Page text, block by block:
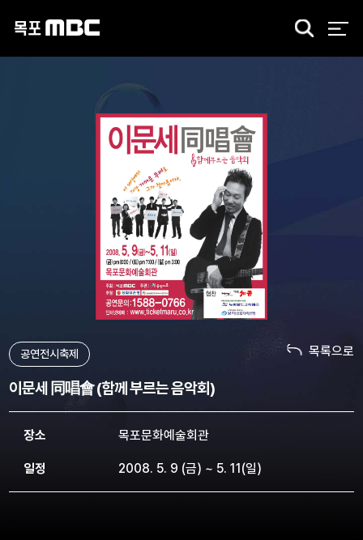
검
공연전시축제
이문세 同唱會 (함께 부르는 음악회)
장소 목포문화예술회관
일정 2008. 5. 9 (금) ~ 5. 11(일)
목록으로